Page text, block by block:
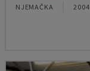
NJEMAČKA 2004